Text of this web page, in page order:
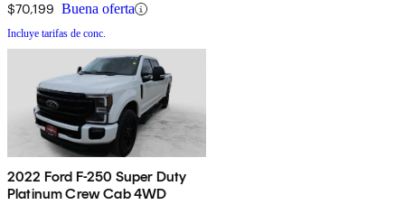
$70,199 Buena oferta
Incluye tarifas de conc.
2022 Ford F-250 Super Duty
Platinum Crew Cab 4WD